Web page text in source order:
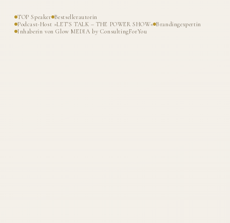
TOP Speaker Bestsellerautorin
Podcast-Host »LET'S TALK – THE POWER SHOW« Brandingexpertin
Inhaberin von Glow MEDIA by ConsultingForYou